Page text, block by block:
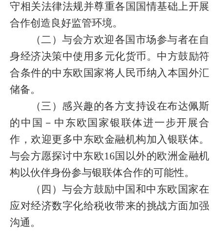
守相关法律法规并尊重各国国情基础上开展
合作创造良好监管环境。
（二）与会方欢迎各国市场参与者在自
身经济决策中使用多元化货币。中方鼓励符
合条件的中东欧国家将人民币纳入本国外汇
储备。
（三）感兴趣的各方支持设在布达佩斯
的中国－中东欧国家银联体进一步开展合
作，欢迎更多中东欧金融机构加入银联体。
与会方愿探讨中东欧16国以外的欧洲金融机
构以伙伴身份参与银联体合作的可能性。
（四）与会方鼓励中国和中东欧国家在
应对经济数字化给税收带来的挑战方面加强
沟通。